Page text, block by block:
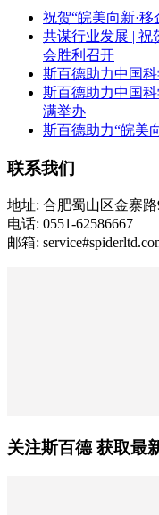
祝贺“皖美向新·移
共谋行业发展 | 祝
会胜利召开
斯百德助力中国
斯百德助力中国
满举办
斯百德助力“皖美
联系我们
地址: 合肥蜀山区金寨
电话: 0551-62586667
邮箱:
关注斯百德 获取最